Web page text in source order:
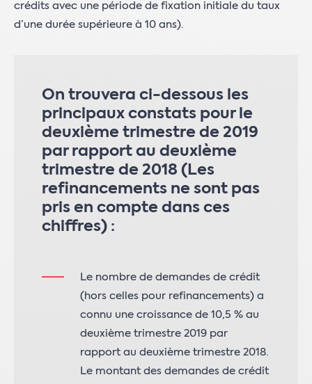
crédits avec une période de fixation initiale du taux
d’une durée supérieure à 10 ans).
On trouvera ci-dessous les
principaux constats pour le
deuxième trimestre de 2019
par rapport au deuxième
trimestre de 2018 (Les
refinancements ne sont pas
pris en compte dans ces
chiffres) :
Le nombre de demandes de crédit
(hors celles pour refinancements) a
connu une croissance de 10,5 % au
deuxième trimestre 2019 par
rapport au deuxième trimestre 2018.
Le montant des demandes de crédit